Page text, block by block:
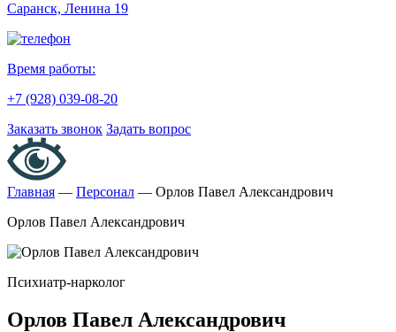
Саранск, Ленина 19
Время работы:
+7 (928) 039-08-20
Заказать звонок Задать вопрос
Главная — Персонал — Орлов Павел Александрович
Орлов Павел Александрович
Психиатр-нарколог
Орлов Павел Александрович